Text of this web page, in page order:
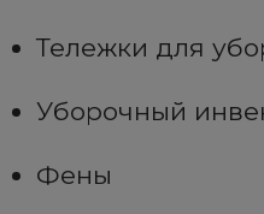
Тележки для
Уборочный
Фены